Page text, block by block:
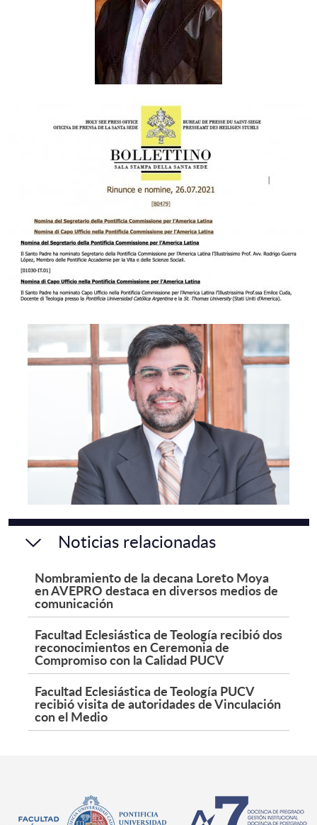
Noticias relacionadas
Nombramiento de la decana Loreto Moya
en AVEPRO destaca en diversos medios de
comunicación
Facultad Eclesiástica de Teología recibió dos
reconocimientos en Ceremonia de
Compromiso con la Calidad PUCV
Facultad Eclesiástica de Teología PUCV
recibió visita de autoridades de Vinculación
con el Medio